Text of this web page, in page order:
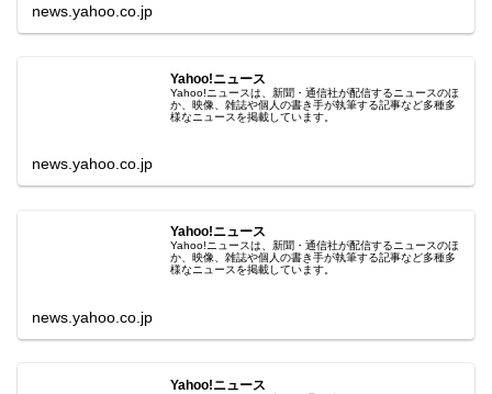
news.yahoo.co.jp
Yahoo!ニュース
Yahoo!ニュースは、新聞・通信社が配信するニュースのほ
か、映像、雑誌や個人の書き手が執筆する記事など多種多
様なニュースを掲載しています。
news.yahoo.co.jp
Yahoo!ニュース
Yahoo!ニュースは、新聞・通信社が配信するニュースのほ
か、映像、雑誌や個人の書き手が執筆する記事など多種多
様なニュースを掲載しています。
news.yahoo.co.jp
Yahoo!ニュース